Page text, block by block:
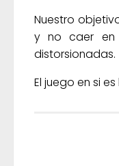
Nuestro
y no caer en
distorsionadas.
El juego en si